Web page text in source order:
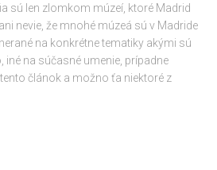
sú len zlomkom múzeí, ktoré Madrid
nevie, že mnohé múzeá sú v Madride
na konkrétne tematiky akými sú
na súčasné umenie, prípadne
článok a možno ťa niektoré z